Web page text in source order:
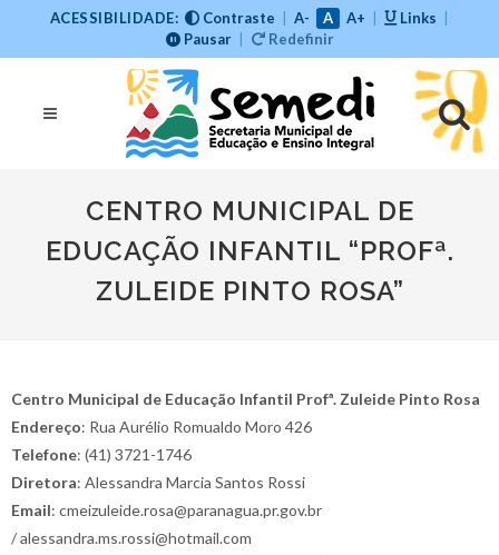
ACESSIBILIDADE: Contraste A- A A+ Links
Pausar
Redefinir
CENTRO MUNICIPAL DE
EDUCAÇÃO INFANTIL “PROFª.
ZULEIDE PINTO ROSA”
Centro Municipal de Educação Infantil Profª. Zuleide Pinto Rosa
Endereço: Rua Aurélio Romualdo Moro 426
Telefone: (41) 3721-1746
Diretora: Alessandra Marcia Santos Rossi
Email: cmeizuleide.rosa@paranagua.pr.gov.br
/ alessandra.ms.rossi@hotmail.com